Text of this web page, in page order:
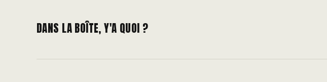
DANS LA BOÎTE, Y'A QUOI ?